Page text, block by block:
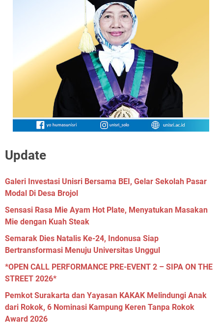
Update
Galeri Investasi Unisri Bersama BEI, Gelar Sekolah Pasar
Modal Di Desa Brojol
Sensasi Rasa Mie Ayam Hot Plate, Menyatukan Masakan
Mie dengan Kuah Steak
Semarak Dies Natalis Ke-24, Indonusa Siap
Bertransformasi Menuju Universitas Unggul
*OPEN CALL PERFORMANCE PRE-EVENT 2 – SIPA ON THE
STREET 2026*
Pemkot Surakarta dan Yayasan KAKAK Melindungi Anak
dari Rokok, 6 Nominasi Kampung Keren Tanpa Rokok
Award 2026